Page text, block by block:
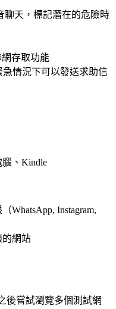
聊天，標記潛在的危險時
存取功能
急情況下可以發送求助信
、Kindle
WhatsApp, Instagram,
的網站
後嘗試瀏覽多個測試網